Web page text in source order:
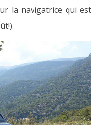
la navigatrice qui est